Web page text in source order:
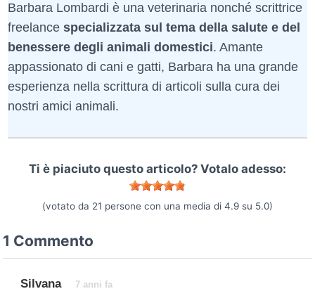
Barbara Lombardi è una veterinaria nonché scrittrice
freelance specializzata sul tema della salute e del
benessere degli animali domestici. Amante
appassionato di cani e gatti, Barbara ha una grande
esperienza nella scrittura di articoli sulla cura dei
nostri amici animali.
Ti è piaciuto questo articolo? Votalo adesso:
(votato da 21 persone con una media di 4.9 su 5.0)
1 Commento
Silvana 7 anni fa